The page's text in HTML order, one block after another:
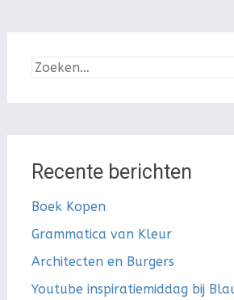
Zoeken
Recente berichten
Boek Kopen
Grammatica van Kleur
Architecten en Burgers
Youtube inspiratiemiddag bij